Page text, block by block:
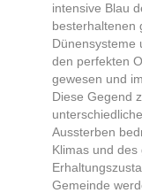
intensive Blau
besterhaltenen
Dünensysteme
den perfekten
gewesen und
Diese Gegend
Aussterben
Klimas und
Gemeinde